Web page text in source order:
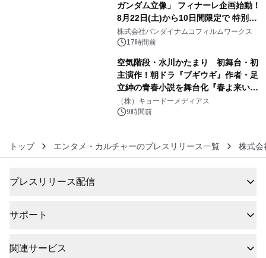
ガンダム立像」 フィナーレ企画始動！
8月22日(土)から10日間限定で 特別映
像『UNICORN GUNDAM Statue ―
BEYOND POSSIBILITY ―』を上映！
株式会社バンダイナムコフィルムワークス
17時間前
空気階段・水川かたまり 初舞台・初
主演作！朝ドラ『ブギウギ』作者・足
立紳の青春小説を舞台化『春よ来い、
マジで来い』キービジュアル解禁！
（株）キョードーメディアス
9時間前
トップ エンタメ・カルチャーのプレスリリース一覧 株式会
プレスリリース配信
サポート
関連サービス